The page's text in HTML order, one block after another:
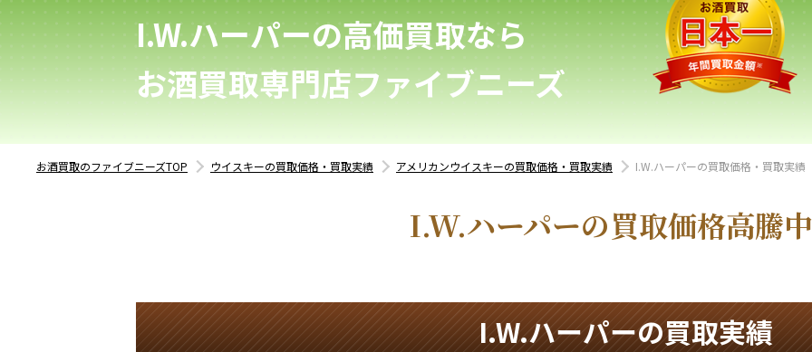
I.W.ハーパーの高価買取なら
お酒買取専門店ファイブニーズ
お酒買取のファイブニーズTOP ウイスキーの買取価格・買取実績 アメリカンウイスキーの買取価格・買取実績 I.W.ハーパーの買取価格・買取実績
I.W.ハーパーの買取価格高騰
I.W.ハーパーの買取実績